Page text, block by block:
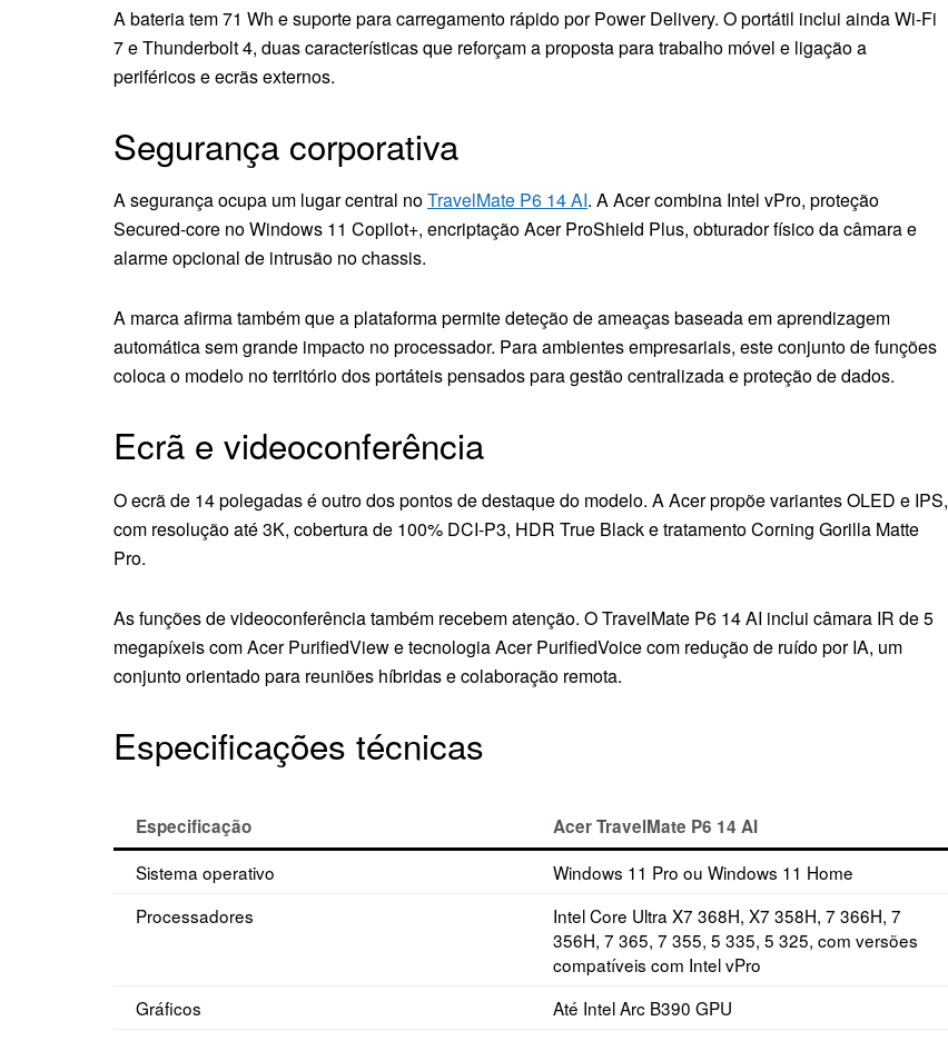
A bateria tem 71 Wh e suporte para carregamento rápido por Power Delivery. O portátil inclui ainda Wi-Fi
7 e Thunderbolt 4, duas características que reforçam a proposta para trabalho móvel e ligação a
periféricos e ecrãs externos.
Segurança corporativa
A segurança ocupa um lugar central noTravelMate P6 14 AI. A Acer combina Intel vPro, proteção
Secured-core no Windows 11 Copilot+, encriptação Acer ProShield Plus, obturador físico da câmara e
alarme opcional de intrusão no chassis.
A marca afirma também que a plataforma permite deteção de ameaças baseada em aprendizagem
automática sem grande impacto no processador. Para ambientes empresariais, este conjunto de funções
coloca o modelo no território dos portáteis pensados para gestão centralizada e proteção de dados.
Ecrã e videoconferência
O ecrã de 14 polegadas é outro dos pontos de destaque do modelo. A Acer propõe variantes OLED e IPS,
com resolução até 3K, cobertura de 100% DCI-P3, HDR True Black e tratamento Corning Gorilla Matte
Pro.
As funções de videoconferência também recebem atenção. O TravelMate P6 14 AI inclui câmara IR de 5
megapíxeis com Acer PurifiedView e tecnologia Acer PurifiedVoice com redução de ruído por IA, um
conjunto orientado para reuniões híbridas e colaboração remota.
Especificações técnicas
Especificação
Acer TravelMate P6 14 AI
Sistema operativo
Windows 11 Pro ou Windows 11 Home
Processadores
Intel Core Ultra X7 368H, X7 358H, 7 366H, 7
356H, 7 365, 7 355, 5 335, 5 325, com versões
compatíveis com Intel vPro
Gráficos
Até Intel Arc B390 GPU